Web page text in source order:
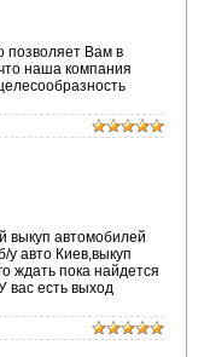
позволяет Вам в
наша компания
выкуп автомобилей
у авто Киев,выкуп
ждать пока найдется
вас есть выход